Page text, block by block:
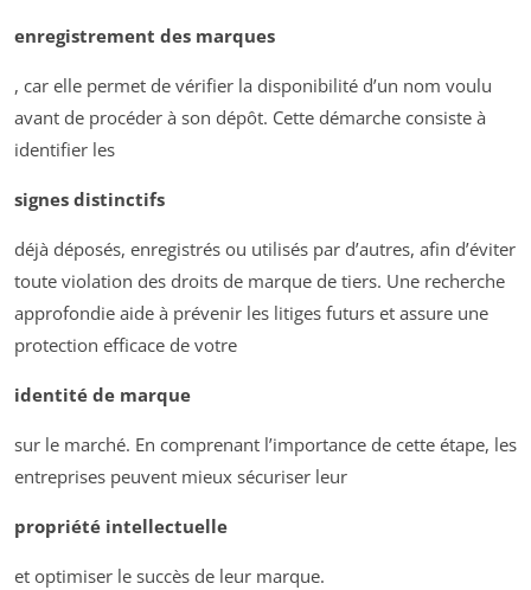
enregistrement des marques
, car elle permet de vérifier la disponibilité d’un nom voulu
avant de procéder à son dépôt. Cette démarche consiste à
identifier les
signes distinctifs
déjà déposés, enregistrés ou utilisés par d’autres, afin d’éviter
toute violation des droits de marque de tiers. Une recherche
approfondie aide à prévenir les litiges futurs et assure une
protection efficace de votre
identité de marque
sur le marché. En comprenant l’importance de cette étape, les
entreprises peuvent mieux sécuriser leur
propriété intellectuelle
et optimiser le succès de leur marque.